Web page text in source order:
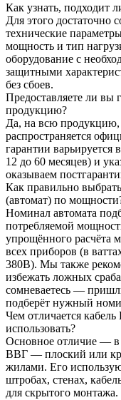
Как узнать, подходит
Для этого достаточно
технические
мощность и тип
оборудование с
защитными
без сбоев.
Предоставляете ли вы
продукцию?
Да, на всю
распространяется
гарантии варьируется
12 до 60 месяцев) и
оказываем
Как правильно
(автомат) по
Номинал автомата
потребляемой
упрощённого расчёта
всех приборов (в
380В). Мы также
избежать ложных
сомневаетесь —
подберёт нужный
Чем отличается
использовать?
Основное отличие — в
ВВГ — плоский или
жилами. Его
штробах, стенах,
для скрытого монтажа.